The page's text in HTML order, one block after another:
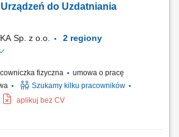
wykorzystywanych podczas realizacji
do Uzdatniania
Sp. z o.o.
fizyczna
umowa o pracę
Szukamy kilku pracowników
aplikuj bez CV